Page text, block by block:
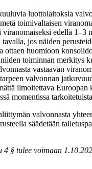
luottolaitoksia
toimivaltaisen
edellä 1–3
jos näiden
ottaen huomioon
toiminnan merkitys
vastaavan
valvonnan
ilmoitettava Euroopan
momentissa
valvonnasta
säädetään
4 § tulee voimaan